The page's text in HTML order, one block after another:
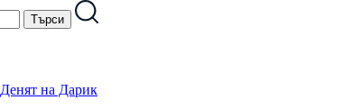
Денят на Дарик